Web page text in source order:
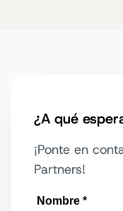
¿A qué
¡Ponte en
Partners!